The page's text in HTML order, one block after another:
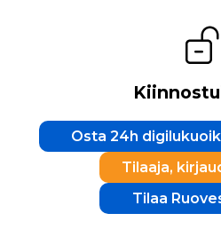
Osta 24h
Tilaaja,
Tilaa